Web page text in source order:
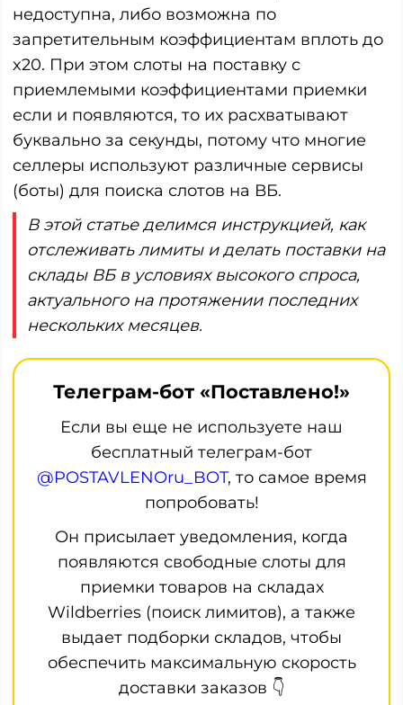
недоступна, либо возможна по
запретительным коэффициентам вплоть до
x20. При этом слоты на поставку с
приемлемыми коэффициентами приемки
если и появляются, то их расхватывают
буквально за секунды, потому что многие
селлеры используют различные сервисы
(боты) для поиска слотов на ВБ.
В этой статье делимся инструкцией, как
отслеживать лимиты и делать поставки на
склады ВБ в условиях высокого спроса,
актуального на протяжении последних
нескольких месяцев.
Телеграм-бот «Поставлено!»
Если вы еще не используете наш
бесплатный телеграм-бот
@POSTAVLENOru_BOT, то самое время
попробовать!
Он присылает уведомления, когда
появляются свободные слоты для
приемки товаров на складах
Wildberries (поиск лимитов), а также
выдает подборки складов, чтобы
обеспечить максимальную скорость
доставки заказов 👇